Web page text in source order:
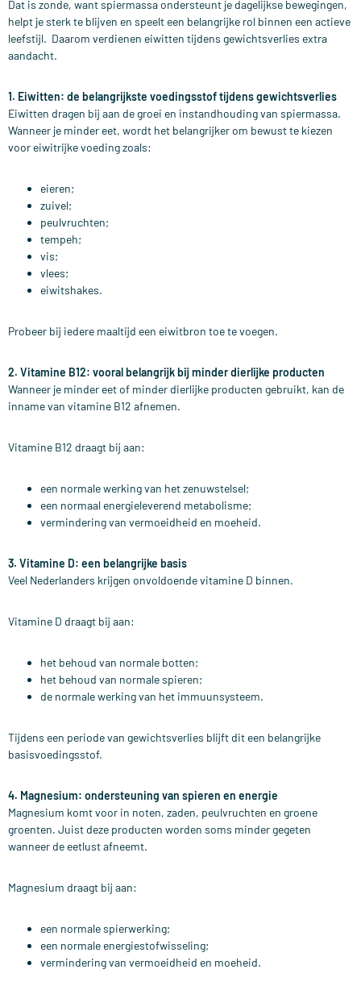
Dat is zonde, want spiermassa ondersteunt je dagelijkse bewegingen,
helpt je sterk te blijven en speelt een belangrijke rol binnen een actieve
leefstijl. Daarom verdienen eiwitten tijdens gewichtsverlies extra
aandacht.
1. Eiwitten: de belangrijkste voedingsstof tijdens gewichtsverlies
Eiwitten dragen bij aan de groei en instandhouding van spiermassa.
Wanneer je minder eet, wordt het belangrijker om bewust te kiezen
voor eiwitrijke voeding zoals:
eieren;
zuivel;
peulvruchten;
tempeh;
vis;
vlees;
eiwitshakes.
Probeer bij iedere maaltijd een eiwitbron toe te voegen.
2. Vitamine B12: vooral belangrijk bij minder dierlijke producten
Wanneer je minder eet of minder dierlijke producten gebruikt, kan de
inname van vitamine B12 afnemen.
Vitamine B12 draagt bij aan:
een normale werking van het zenuwstelsel;
een normaal energieleverend metabolisme;
vermindering van vermoeidheid en moeheid.
3. Vitamine D: een belangrijke basis
Veel Nederlanders krijgen onvoldoende vitamine D binnen.
Vitamine D draagt bij aan:
het behoud van normale botten;
het behoud van normale spieren;
de normale werking van het immuunsysteem.
Tijdens een periode van gewichtsverlies blijft dit een belangrijke
basisvoedingsstof.
4. Magnesium: ondersteuning van spieren en energie
Magnesium komt voor in noten, zaden, peulvruchten en groene
groenten. Juist deze producten worden soms minder gegeten
wanneer de eetlust afneemt.
Magnesium draagt bij aan:
een normale spierwerking;
een normale energiestofwisseling;
vermindering van vermoeidheid en moeheid.